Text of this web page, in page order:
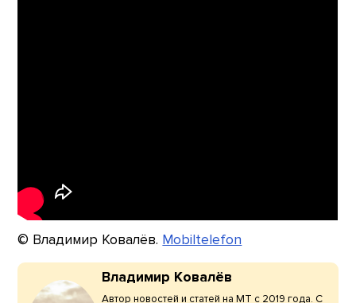
© Владимир Ковалёв. Mobiltelefon
Владимир Ковалёв
Автор новостей и статей на МТ с 2019 года. С